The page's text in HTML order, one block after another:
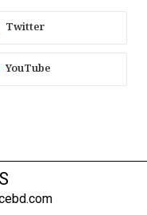
Twitter
YouTube